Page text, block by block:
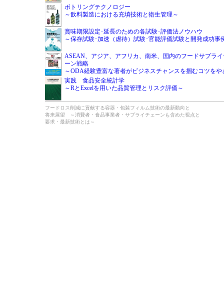
ボトリングテクノロジー
～飲料製造における充填技術と衛生管理～
賞味期限設定･延長のための各試験･評価法ノウハウ
～保存試験･加速（虐待）試験･官能評価試験と開発成功事
ASEAN、アジア、アフリカ、南米、国内のフードサプラ
ーン戦略
～ODA経験豊富な著者がビジネスチャンスを掴むコツをや
実践 食品安全統計学
～RとExcelを用いた品質管理とリスク評価～
フードロス削減に貢献する容器・包装フィルム技術の最新動向と
将来展望 ～消費者・食品事業者・サプライチェーンも含めた視点と
要求・最新技術とは～